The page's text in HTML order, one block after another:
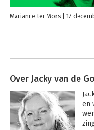
Marianne ter Mors 17
Over Jacky van de
en